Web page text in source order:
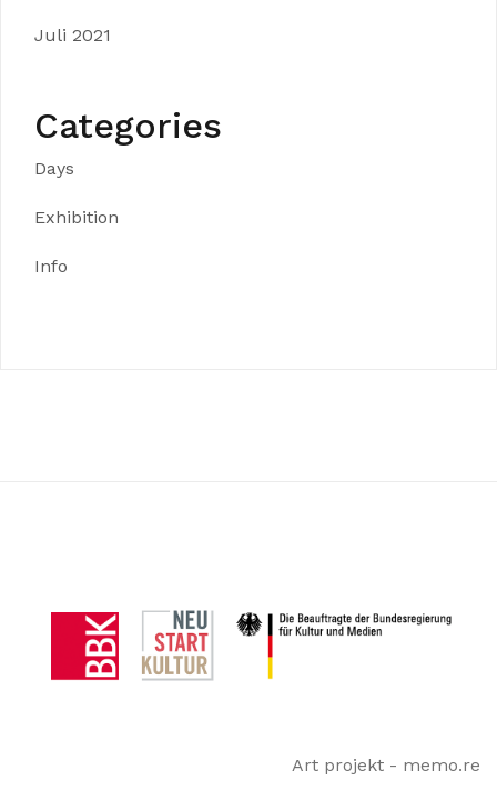
Juli 2021
Categories
Days
Exhibition
Info
Art projekt - memo.re